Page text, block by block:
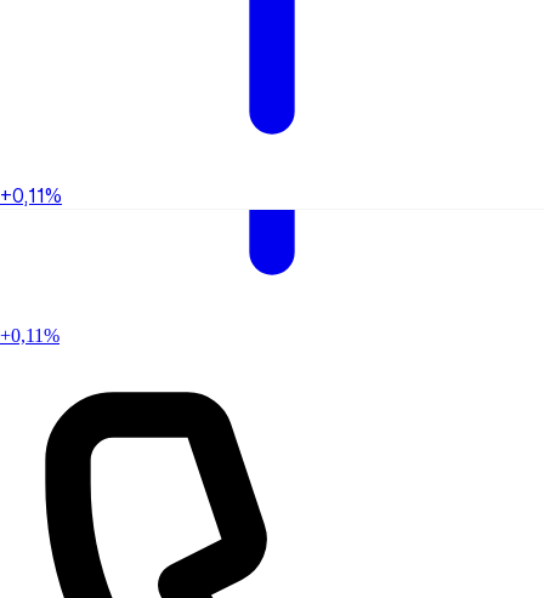
+0,11%
+0,11%